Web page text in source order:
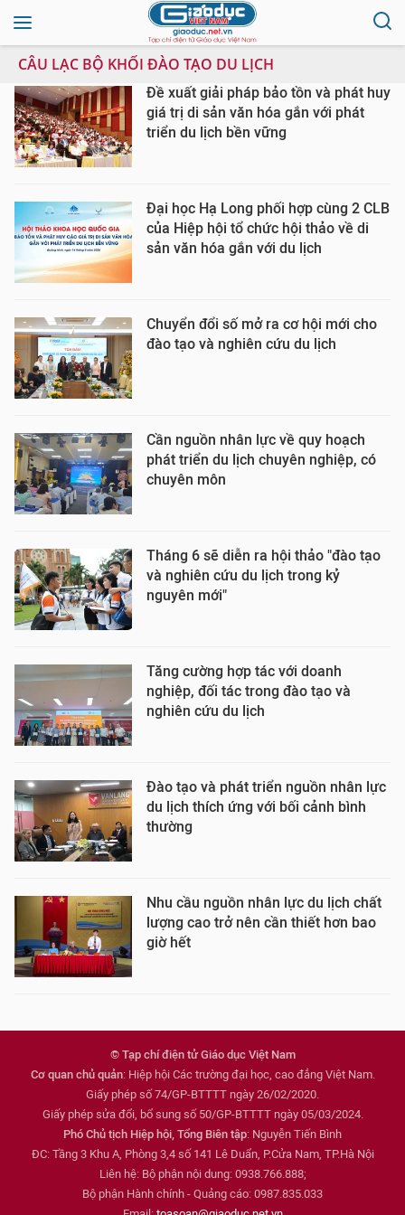
CÂU LẠC BỘ KHỐI ĐÀO TẠO DU LỊCH
Đề xuất giải pháp bảo tồn và phát huy
giá trị di sản văn hóa gắn với phát
triển du lịch bền vững
Đại học Hạ Long phối hợp cùng 2 CLB
của Hiệp hội tổ chức hội thảo về di
sản văn hóa gắn với du lịch
Chuyển đổi số mở ra cơ hội mới cho
đào tạo và nghiên cứu du lịch
Cần nguồn nhân lực về quy hoạch
phát triển du lịch chuyên nghiệp, có
chuyên môn
Tháng 6 sẽ diễn ra hội thảo "đào tạo
và nghiên cứu du lịch trong kỷ
nguyên mới"
Tăng cường hợp tác với doanh
nghiệp, đối tác trong đào tạo và
nghiên cứu du lịch
Đào tạo và phát triển nguồn nhân lực
du lịch thích ứng với bối cảnh bình
thường
Nhu cầu nguồn nhân lực du lịch chất
lượng cao trở nên cần thiết hơn bao
giờ hết
© Tạp chí điện tử Giáo dục Việt Nam
Cơ quan chủ quản: Hiệp hội Các trường đại học, cao đẳng Việt Nam.
Giấy phép số 74/GP-BTTTT ngày 26/02/2020.
Giấy phép sửa đổi, bổ sung số 50/GP-BTTTT ngày 05/03/2024.
Phó Chủ tịch Hiệp hội, Tổng Biên tập: Nguyễn Tiến Bình
ĐC: Tầng 3 Khu A, Phòng 3,4 số 141 Lê Duẩn, P.Cửa Nam, TP.Hà Nội
Liên hệ: Bộ phận nội dung: 0938.766.888;
Bộ phận Hành chính - Quảng cáo: 0987.835.033